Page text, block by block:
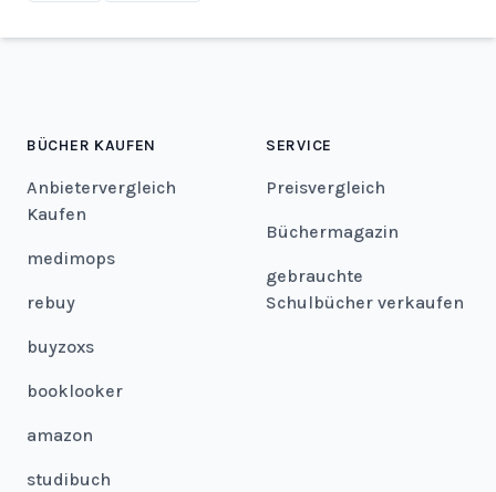
BÜCHER KAUFEN
Anbietervergleich
Kaufen
medimops
rebuy
buyzoxs
booklooker
amazon
studibuch
SERVICE
Preisvergleich
Büchermagazin
gebrauchte
Schulbücher verkaufen